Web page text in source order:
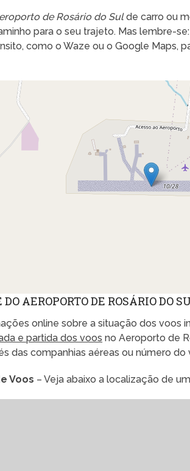
de Rosário do Sulde carro ou
para o seu trajeto. Mas lembre-
como o Waze ou o Google Maps,
AEROPORTO DE ROSÁRIO DO
online sobre a situação dos voos
e partida dos voos no Aeroporto de
das companhias aéreas ou número do
Voos – Veja abaixo a localização de